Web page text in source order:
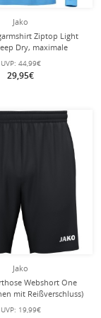
Jako
Ziptop Light
Dry, maximale
skyblau Kinder
UVP: 44,99€
29,95€
Jako
Webshort One
mit Reißverschluss)
schwarz Kinder
UVP: 19,99€